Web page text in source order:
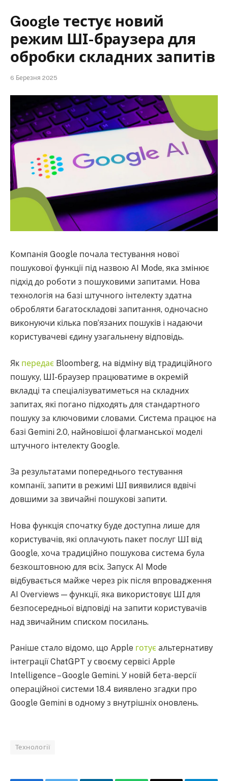
Google тестує новий
режим ШІ-браузера для
обробки складних запитів
6 Березня 2025
Компанія Google почала тестування нової
пошукової функції під назвою AI Mode, яка змінює
підхід до роботи з пошуковими запитами. Нова
технологія на базі штучного інтелекту здатна
обробляти багатоскладові запитання, одночасно
виконуючи кілька пов’язаних пошуків і надаючи
користувачеві єдину узагальнену відповідь.
Як передає Bloomberg, на відміну від традиційного
пошуку, ШІ-браузер працюватиме в окремій
вкладці та спеціалізуватиметься на складних
запитах, які погано підходять для стандартного
пошуку за ключовими словами. Система працює на
базі Gemini 2.0, найновішої флагманської моделі
штучного інтелекту Google.
За результатами попереднього тестування
компанії, запити в режимі ШІ виявилися вдвічі
довшими за звичайні пошукові запити.
Нова функція спочатку буде доступна лише для
користувачів, які оплачують пакет послуг ШІ від
Google, хоча традиційно пошукова система була
безкоштовною для всіх. Запуск AI Mode
відбувається майже через рік після впровадження
AI Overviews — функції, яка використовує ШІ для
безпосередньої відповіді на запити користувачів
над звичайним списком посилань.
Раніше стало відомо, що Apple готує альтернативу
інтеграції ChatGPT у своєму сервісі Apple
Intelligence – Google Gemini. У новій бета-версії
операційної системи 18.4 виявлено згадки про
Google Gemini в одному з внутрішніх оновлень.
Технології